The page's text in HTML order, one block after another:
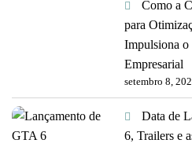
Como a
para
Impulsiona o
Empresarial
setembro 8,
Data de
6, Trailers e